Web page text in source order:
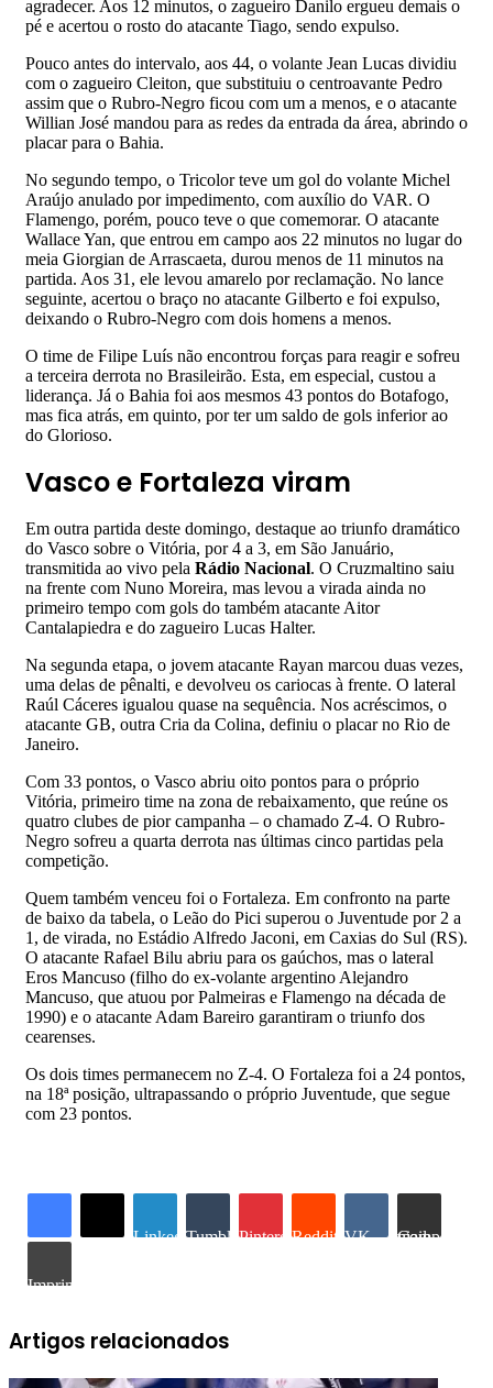
agradecer. Aos 12 minutos, o zagueiro Danilo ergueu demais o
pé e acertou o rosto do atacante Tiago, sendo expulso.
Pouco antes do intervalo, aos 44, o volante Jean Lucas dividiu
com o zagueiro Cleiton, que substituiu o centroavante Pedro
assim que o Rubro-Negro ficou com um a menos, e o atacante
Willian José mandou para as redes da entrada da área, abrindo o
placar para o Bahia.
No segundo tempo, o Tricolor teve um gol do volante Michel
Araújo anulado por impedimento, com auxílio do VAR. O
Flamengo, porém, pouco teve o que comemorar. O atacante
Wallace Yan, que entrou em campo aos 22 minutos no lugar do
meia Giorgian de Arrascaeta, durou menos de 11 minutos na
partida. Aos 31, ele levou amarelo por reclamação. No lance
seguinte, acertou o braço no atacante Gilberto e foi expulso,
deixando o Rubro-Negro com dois homens a menos.
O time de Filipe Luís não encontrou forças para reagir e sofreu
a terceira derrota no Brasileirão. Esta, em especial, custou a
liderança. Já o Bahia foi aos mesmos 43 pontos do Botafogo,
mas fica atrás, em quinto, por ter um saldo de gols inferior ao
do Glorioso.
Vasco e Fortaleza viram
Em outra partida deste domingo, destaque ao triunfo dramático
do Vasco sobre o Vitória, por 4 a 3, em São Januário,
transmitida ao vivo pela Rádio Nacional. O Cruzmaltino saiu
na frente com Nuno Moreira, mas levou a virada ainda no
primeiro tempo com gols do também atacante Aitor
Cantalapiedra e do zagueiro Lucas Halter.
Na segunda etapa, o jovem atacante Rayan marcou duas vezes,
uma delas de pênalti, e devolveu os cariocas à frente. O lateral
Raúl Cáceres igualou quase na sequência. Nos acréscimos, o
atacante GB, outra Cria da Colina, definiu o placar no Rio de
Janeiro.
Com 33 pontos, o Vasco abriu oito pontos para o próprio
Vitória, primeiro time na zona de rebaixamento, que reúne os
quatro clubes de pior campanha – o chamado Z-4. O Rubro-
Negro sofreu a quarta derrota nas últimas cinco partidas pela
competição.
Quem também venceu foi o Fortaleza. Em confronto na parte
de baixo da tabela, o Leão do Pici superou o Juventude por 2 a
1, de virada, no Estádio Alfredo Jaconi, em Caxias do Sul (RS).
O atacante Rafael Bilu abriu para os gaúchos, mas o lateral
Eros Mancuso (filho do ex-volante argentino Alejandro
Mancuso, que atuou por Palmeiras e Flamengo na década de
1990) e o atacante Adam Bareiro garantiram o triunfo dos
cearenses.
Os dois times permanecem no Z-4. O Fortaleza foi a 24 pontos,
na 18ª posição, ultrapassando o próprio Juventude, que segue
com 23 pontos.
LinkedinTumblr PinterestReddit VK Compartilhar via e-mail
Imprimir
Artigos relacionados